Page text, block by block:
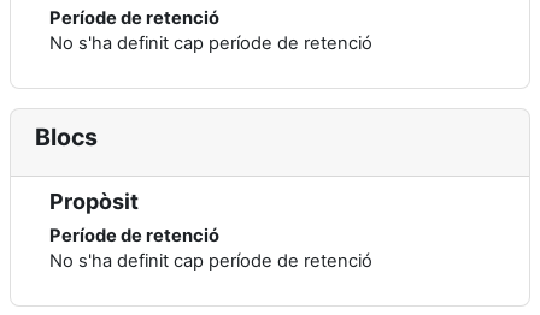
Període de retenció
No s'ha definit cap període de retenció
Blocs
Propòsit
Període de retenció
No s'ha definit cap període de retenció